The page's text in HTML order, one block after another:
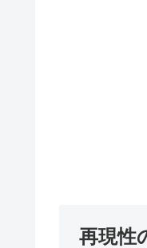
再現性